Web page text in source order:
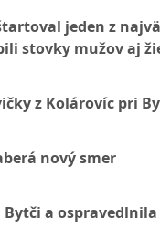
jeden z
stovky mužov aj
z Kolárovíc pri
nový smer
a ospravedlnila